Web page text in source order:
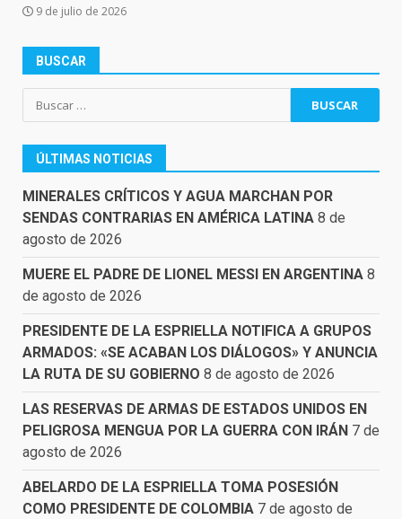
9 de julio de 2026
BUSCAR
Buscar:
ÚLTIMAS NOTICIAS
MINERALES CRÍTICOS Y AGUA MARCHAN POR
SENDAS CONTRARIAS EN AMÉRICA LATINA 8 de
agosto de 2026
MUERE EL PADRE DE LIONEL MESSI EN ARGENTINA 8
de agosto de 2026
PRESIDENTE DE LA ESPRIELLA NOTIFICA A GRUPOS
ARMADOS: «SE ACABAN LOS DIÁLOGOS» Y ANUNCIA
LA RUTA DE SU GOBIERNO 8 de agosto de 2026
LAS RESERVAS DE ARMAS DE ESTADOS UNIDOS EN
PELIGROSA MENGUA POR LA GUERRA CON IRÁN 7 de
agosto de 2026
ABELARDO DE LA ESPRIELLA TOMA POSESIÓN
COMO PRESIDENTE DE COLOMBIA 7 de agosto de